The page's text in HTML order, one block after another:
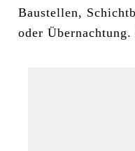
Baustellen,
oder